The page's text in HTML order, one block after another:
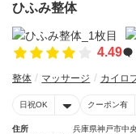
ひふみ整体
4.49
整体 マッサージ カイロ
日祝OK クーポン有
住所
兵庫県神戸市中